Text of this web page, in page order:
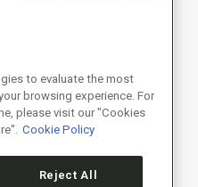
descritos naPolítica de
use described in the
Privacy
to evaluate the most
browsing experience. For
please visit our "Cookies
Cookie Policy
Reject All